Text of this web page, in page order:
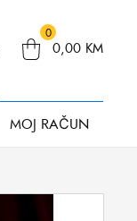
0
0,00 KM
MOJ RAČUN